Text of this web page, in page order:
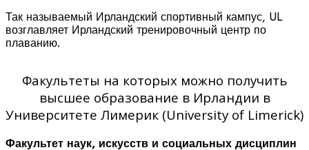
Так называемый Ирландский спортивный кампус, UL
возглавляет Ирландский тренировочный центр по
плаванию.
Факультеты на которых можно получить
высшее образование в Ирландии в
Университете Лимерик (University of Limerick)
Факультет наук, искусств и социальных дисциплин